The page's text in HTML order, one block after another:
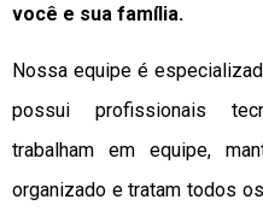
você e sua família.
Nossa equipe é
possui profissionais
trabalham em equipe,
organizado e tratam todos